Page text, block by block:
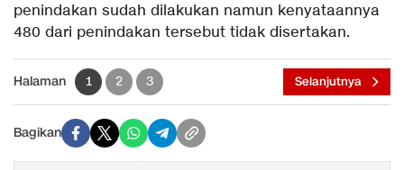
penindakan sudah dilakukan namun kenyataannya
480 dari penindakan tersebut tidak disertakan.
Halaman 1 2 3 Selanjutnya
Bagikan